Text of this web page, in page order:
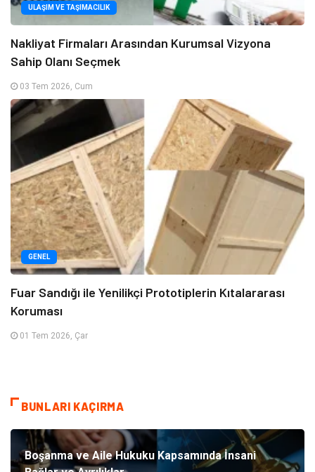
ULAŞIM VE TAŞIMACILIK
Nakliyat Firmaları Arasından Kurumsal Vizyona
Sahip Olanı Seçmek
03 Tem 2026, Cum
GENEL
Fuar Sandığı ile Yenilikçi Prototiplerin Kıtalararası
Koruması
01 Tem 2026, Çar
BUNLARI KAÇIRMA
Boşanma ve Aile Hukuku Kapsamında İnsani